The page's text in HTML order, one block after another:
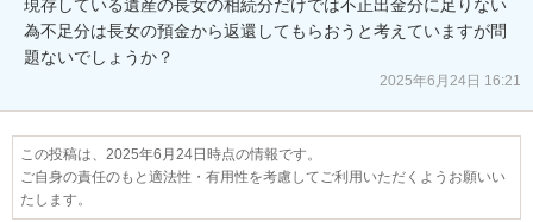
現存している遺産の長女の相続分だけでは不正出金分に足りない
為不足分は長女の預金から返還してもらおうと考えていますが問
題ないでしょうか？
2025年6月24日 16:21
この投稿は、2025年6月24日時点の情報です。
ご自身の責任のもと適法性・有用性を考慮してご利用いただくようお願いい
たします。